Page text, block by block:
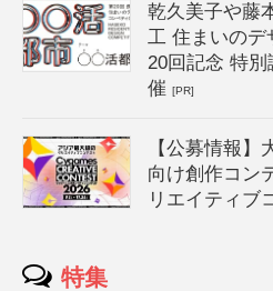
乾久美子や藤
工 住まいのデ
20回記念 特別
催[PR]
【公募情報】
向け創作コン
リエイティブ
特集